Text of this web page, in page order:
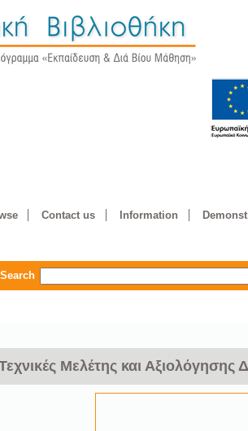
Contact us Information
Μελέτης και Αξιολόγησης